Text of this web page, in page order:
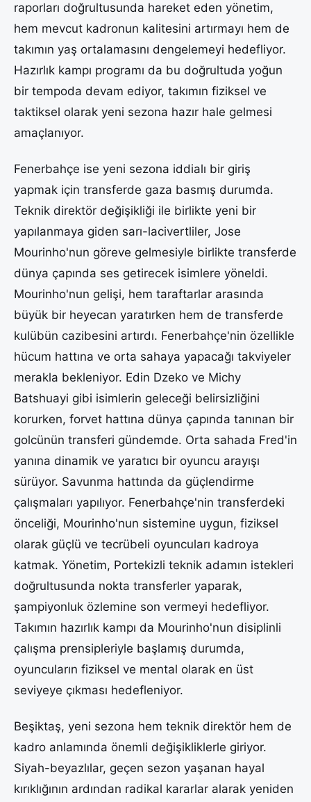
raporları doğrultusunda hareket eden yönetim,
hem mevcut kadronun kalitesini artırmayı hem de
takımın yaş ortalamasını dengelemeyi hedefliyor.
Hazırlık kampı programı da bu doğrultuda yoğun
bir tempoda devam ediyor, takımın fiziksel ve
taktiksel olarak yeni sezona hazır hale gelmesi
amaçlanıyor.
Fenerbahçe ise yeni sezona iddialı bir giriş
yapmak için transferde gaza basmış durumda.
Teknik direktör değişikliği ile birlikte yeni bir
yapılanmaya giden sarı-lacivertliler, Jose
Mourinho'nun göreve gelmesiyle birlikte transferde
dünya çapında ses getirecek isimlere yöneldi.
Mourinho'nun gelişi, hem taraftarlar arasında
büyük bir heyecan yaratırken hem de transferde
kulübün cazibesini artırdı. Fenerbahçe'nin özellikle
hücum hattına ve orta sahaya yapacağı takviyeler
merakla bekleniyor. Edin Dzeko ve Michy
Batshuayi gibi isimlerin geleceği belirsizliğini
korurken, forvet hattına dünya çapında tanınan bir
golcünün transferi gündemde. Orta sahada Fred'in
yanına dinamik ve yaratıcı bir oyuncu arayışı
sürüyor. Savunma hattında da güçlendirme
çalışmaları yapılıyor. Fenerbahçe'nin transferdeki
önceliği, Mourinho'nun sistemine uygun, fiziksel
olarak güçlü ve tecrübeli oyuncuları kadroya
katmak. Yönetim, Portekizli teknik adamın istekleri
doğrultusunda nokta transferler yaparak,
şampiyonluk özlemine son vermeyi hedefliyor.
Takımın hazırlık kampı da Mourinho'nun disiplinli
çalışma prensipleriyle başlamış durumda,
oyuncuların fiziksel ve mental olarak en üst
seviyeye çıkması hedefleniyor.
Beşiktaş, yeni sezona hem teknik direktör hem de
kadro anlamında önemli değişikliklerle giriyor.
Siyah-beyazlılar, geçen sezon yaşanan hayal
kırıklığının ardından radikal kararlar alarak yeniden